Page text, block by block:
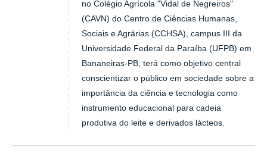
no Colégio Agrícola "Vidal de Negreiros"
(CAVN) do Centro de Ciências Humanas,
Sociais e Agrárias (CCHSA), campus III da
Universidade Federal da Paraíba (UFPB) em
Bananeiras-PB, terá como objetivo central
conscientizar o público em sociedade sobre a
importância da ciência e tecnologia como
instrumento educacional para cadeia
produtiva do leite e derivados lácteos.